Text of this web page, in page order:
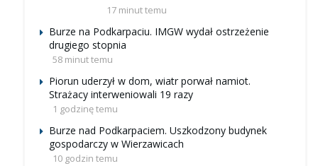
17 minut temu
Burze na Podkarpaciu. IMGW wydał ostrzeżenie
drugiego stopnia
58 minut temu
Piorun uderzył w dom, wiatr porwał namiot.
Strażacy interweniowali 19 razy
1 godzinę temu
Burze nad Podkarpaciem. Uszkodzony budynek
gospodarczy w Wierzawicach
10 godzin temu